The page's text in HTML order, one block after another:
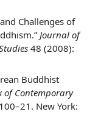
Challenges of
Journal of
48 (2008):
Buddhist
of Contemporary
New York: